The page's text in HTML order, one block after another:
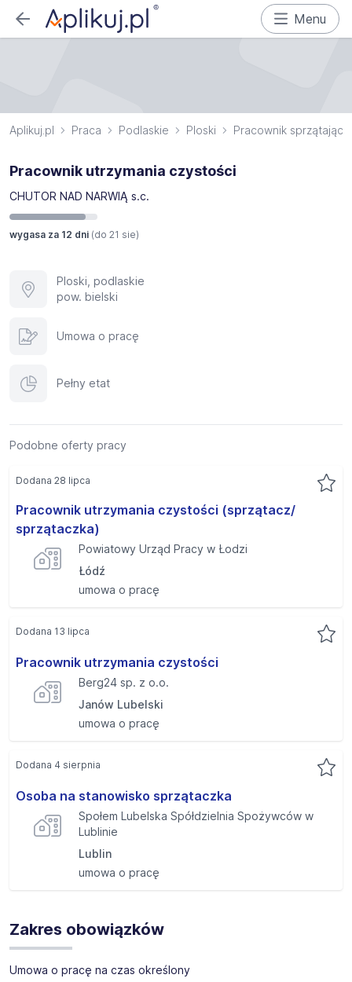
Menu
Aplikuj.pl Praca Podlaskie Ploski Pracownik sprzątający
Pracownik utrzymania czystości
CHUTOR NAD NARWIĄ s.c.
wygasa za 12 dni (do 21 sie)
Ploski, podlaskie
pow. bielski
Umowa o pracę
Pełny etat
Podobne oferty pracy
Pracownik utrzymania czystości (sprzątacz/
sprzątaczka)
Powiatowy Urząd Pracy w Łodzi
Łódź
umowa o pracę
Dodana 28 lipca
Pracownik utrzymania czystości
Berg24 sp. z o.o.
Janów Lubelski
umowa o pracę
Dodana 13 lipca
Osoba na stanowisko sprzątaczka
Społem Lubelska Spółdzielnia Spożywców w
Lublinie
Lublin
umowa o pracę
Dodana 4 sierpnia
Zakres obowiązków
Umowa o pracę na czas określony